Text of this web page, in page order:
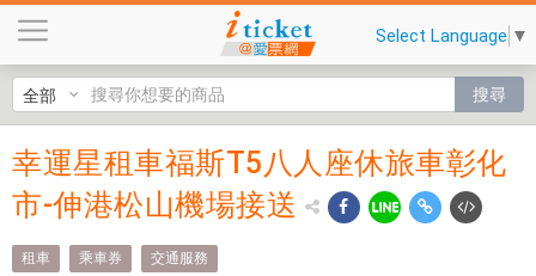
星
租
福
斯
Select Language ▼
搜尋
幸運
星租
車福
幸運星租車福斯T5八人座休旅車彰化
市-伸港松山機場接送
租車 乘車券 交通服務